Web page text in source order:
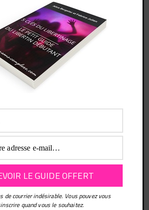
pouvez vous désinscrire à tout moment.
Histoire d'eau à Lyon
Club Libertin La Seyne Sur
de courrier indésirable. Vous pouvez vous
quand vous le souhaitez.